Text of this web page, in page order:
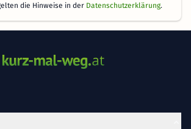
die Hinweise in der Datenschutzerklärung.